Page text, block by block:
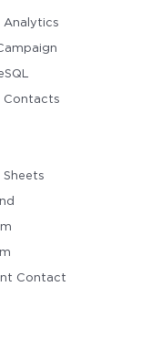
Analytics
Contacts
Sheets
Contact